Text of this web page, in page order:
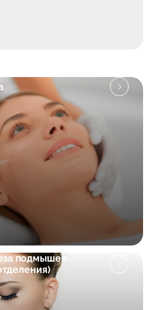
подмышек